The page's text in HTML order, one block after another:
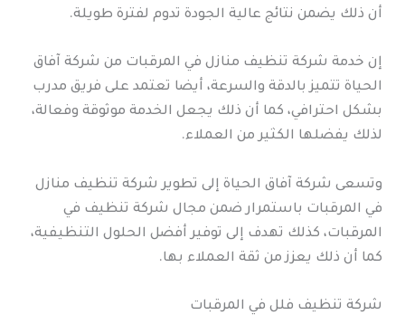
أن ذلك يضمن نتائج عالية الجودة تدوم لفترة طويلة.
إن خدمة شركة تنظيف منازل في المرقبات من شركة آفاق
الحياة تتميز بالدقة والسرعة، أيضا تعتمد على فريق مدرب
بشكل احترافي، كما أن ذلك يجعل الخدمة موثوقة وفعالة،
لذلك يفضلها الكثير من العملاء.
وتسعى شركة آفاق الحياة إلى تطوير شركة تنظيف منازل
في المرقبات باستمرار ضمن مجال شركة تنظيف في
المرقبات، كذلك تهدف إلى توفير أفضل الحلول التنظيفية،
كما أن ذلك يعزز من ثقة العملاء بها.
شركة تنظيف فلل في المرقبات